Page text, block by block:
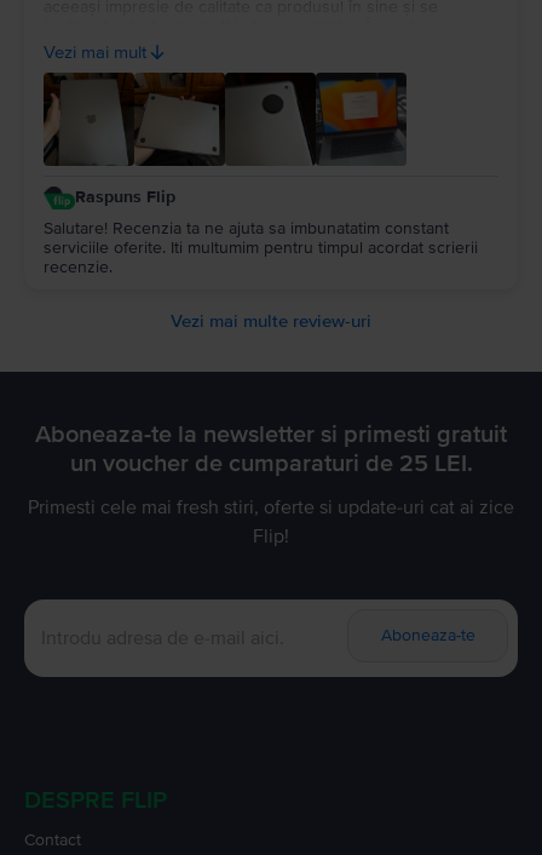
experiența cu Flip a fost foarte bună și aș recomanda
serviciul.
Vezi mai mult
Raspuns Flip
Salutare! Recenzia ta ne ajuta sa imbunatatim constant
serviciile oferite. Iti multumim pentru timpul acordat scrierii
recenzie.
Vezi mai multe review-uri
Aboneaza-te la newsletter si primesti gratuit
un voucher de cumparaturi de 25 LEI.
Primesti cele mai fresh stiri, oferte si update-uri cat ai zice
Flip!
Aboneaza-te
DESPRE FLIP
Contact